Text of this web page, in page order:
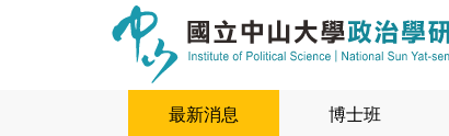
最新消息 博士班